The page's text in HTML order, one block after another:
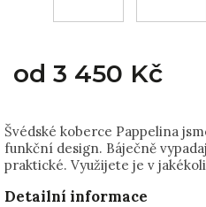
od 3 450 Kč
Švédské koberce Pappelina
funkční design. Báječně
praktické. Využijete je v
Detailní informace